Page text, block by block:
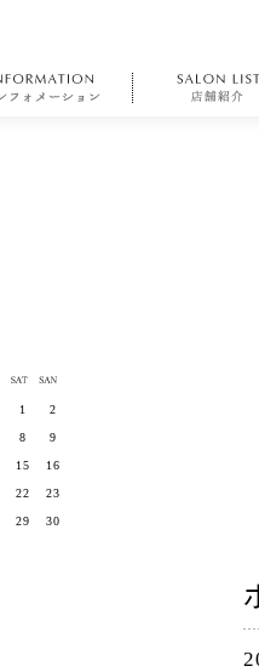
1 2
8 9
15 16
22 23
29 30